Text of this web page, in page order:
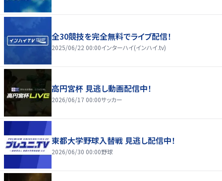
全30競技を完全無料でライブ配信！
2025/06/22 00:00インターハイ(インハイ.tv)
高円宮杯 見逃し動画配信中！
2026/06/17 00:00サッカー
東都大学野球入替戦 見逃し配信中！
2026/06/30 00:00野球